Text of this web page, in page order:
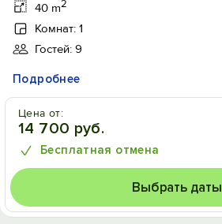
40 m2
Комнат: 1
Гостей: 9
Подробнее
Цена от:
14 700 руб.
Бесплатная отмена
Выбрать даты